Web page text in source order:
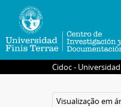
Cidoc -
Visualização em